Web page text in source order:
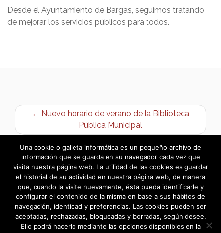
Desde el Ayuntamiento de Bargas, seguimos tratando
de mejorar los servicios públicos para todos.
← Nuevo horario de verano de la Biblioteca
Pública Municipal
Fase Final de la XI Liga de Verano de Fútbol 7 →
Una cookie o galleta informática es un pequeño archivo de
información que se guarda en su navegador cada vez que
visita nuestra página web. La utilidad de las cookies es guardar
el historial de su actividad en nuestra página web, de manera
que, cuando la visite nuevamente, ésta pueda identificarle y
configurar el contenido de la misma en base a sus hábitos de
navegación, identidad y preferencias. Las cookies pueden ser
aceptadas, rechazadas, bloqueadas y borradas, según desee.
Ello podrá hacerlo mediante las opciones disponibles en la